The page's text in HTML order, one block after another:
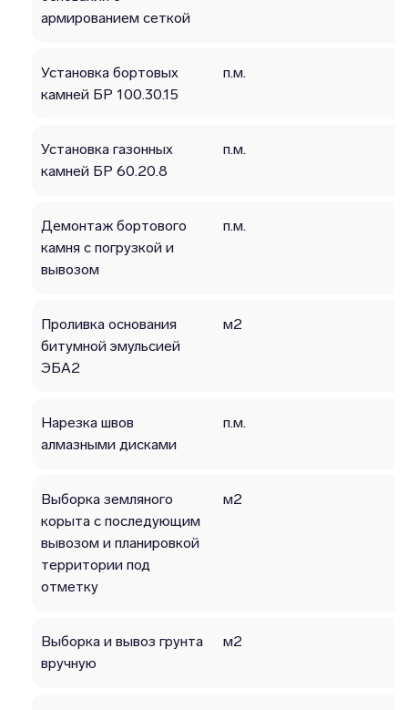
армированием сеткой
Установка бортовых
камней БР 100.30.15
п.м.
Установка газонных
камней БР 60.20.8
п.м.
Демонтаж бортового
камня с погрузкой и
вывозом
п.м.
Проливка основания
битумной эмульсией
ЭБА2
м2
Нарезка швов
алмазными дисками
п.м.
Выборка земляного
корыта с последующим
вывозом и планировкой
территории под
отметку
м2
Выборка и вывоз грунта
вручную
м2